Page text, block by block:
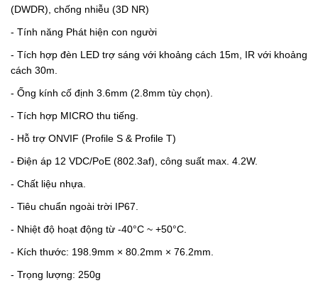
(DWDR), chống nhiễu (3D NR)
- Tính năng Phát hiện con người
- Tích hợp đèn LED trợ sáng với khoảng cách 15m, IR với khoảng
cách 30m.
- Ống kính cố định 3.6mm (2.8mm tùy chọn).
- Tích hợp MICRO thu tiếng.
- Hỗ trợ ONVIF (Profile S & Profile T)
- Điện áp 12 VDC/PoE (802.3af), công suất max. 4.2W.
- Chất liệu nhựa.
- Tiêu chuẩn ngoài trời IP67.
- Nhiệt độ hoạt động từ -40°C ~ +50°C.
- Kích thước: 198.9mm × 80.2mm × 76.2mm.
- Trọng lượng: 250g